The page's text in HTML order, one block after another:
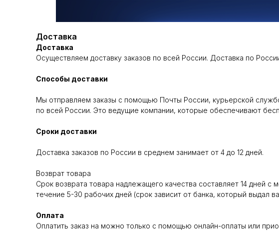
Доставка
Доставка
Осуществляем доставку заказов по всей России. Доставка по
Способы доставки
Мы отправляем заказы с помощью Почты России, курьерской
по всей России. Это ведущие компании, которые обеспечивают
Сроки доставки
Доставка заказов по России в среднем занимает от 4 до 12 дней.
Возврат товара
Срок возврата товара надлежащего качества составляет 14 дней
течение 5-30 рабочих дней (срок зависит от банка, который выдал
Оплата
Оплатить заказ на можно только с помощью онлайн-оплаты или